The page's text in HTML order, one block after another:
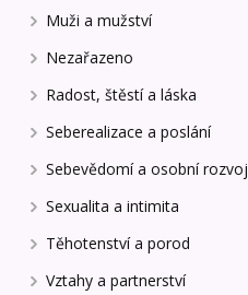
Muži a mužství
Nezařazeno
Radost, štěstí a láska
Seberealizace a poslání
Sebevědomí a osobní rozvoj
Sexualita a intimita
Těhotenství a porod
Vztahy a partnerství